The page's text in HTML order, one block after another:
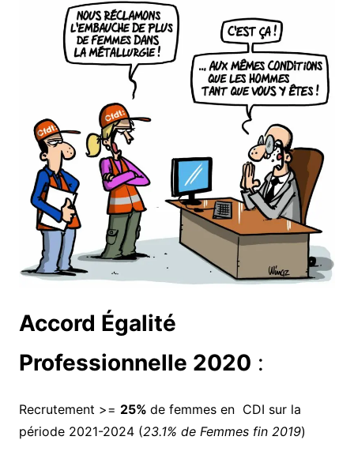
Accord Égalité
Professionnelle 2020 :
Recrutement >= 25% de femmes en CDI sur la
période 2021-2024 (23.1% de Femmes fin 2019)